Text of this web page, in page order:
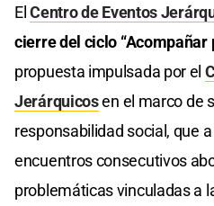
ElCentro de Eventos
cierre del ciclo “Acompañar
propuesta impulsada por el
Jerárquicosen el marco de
responsabilidad social, que
encuentros consecutivos
problemáticas vinculadas a